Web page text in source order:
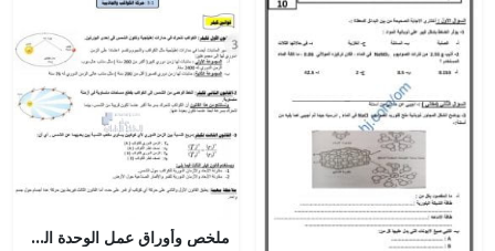
ملخص وأوراق عمل الوحدة السابعة الجاذبية, (فيزياء) التاسع المتقدم